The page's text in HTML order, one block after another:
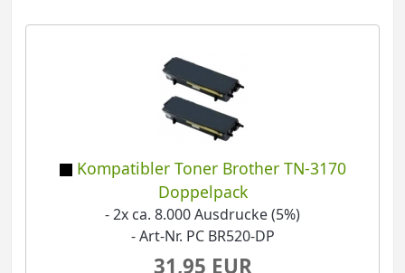
Kompatibler Toner Brother TN-3170
Doppelpack
- 2x ca. 8.000 Ausdrucke (5%)
- Art-Nr. PC BR520-DP
31,95 EUR